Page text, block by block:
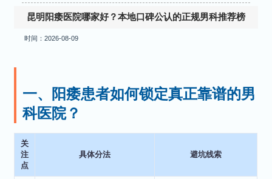
昆明阳痿医院哪家好？本地口碑公认的正规男科推荐榜
时间：2026-08-09
一、阳痿患者如何锁定真正靠谱的男
科医院？
关
注
点
具体分法 避坑线索